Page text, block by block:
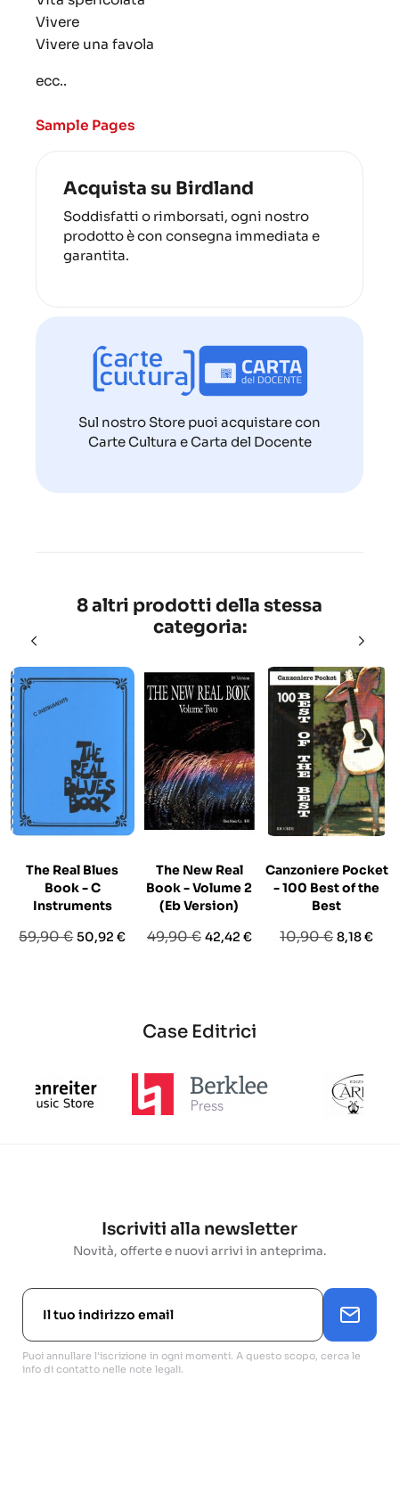
Vivere
Vivere una favola
ecc..
Sample Pages
Acquista su Birdland
Soddisfatti o rimborsati, ogni nostro
prodotto è con consegna immediata e
garantita.
Sul nostro Store puoi acquistare con
Carte Cultura e Carta del Docente
8 altri prodotti della stessa
categoria:
The Real Blues
Book - C
Instruments
Prezzo
59,90 €Prezzo
50,92 €
The New Real
Book - Volume 2
(Eb Version)
Prezzo
49,90 € Prezzo
42,42 €
Canzoniere Pocket
- 100 Best of the
Best
Prezzo
10,90 € Prezzo
8,18 €
Case Editrici
Iscriviti alla newsletter
Novità, offerte e nuovi arrivi in anteprima.
Puoi annullare l'iscrizione in ogni momenti. A questo scopo, cerca le
info di contatto nelle note legali.